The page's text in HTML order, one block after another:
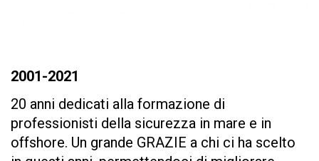
2001-2021
20 anni dedicati alla formazione di
professionisti della sicurezza in mare e in
offshore. Un grande GRAZIE a chi ci ha scelto